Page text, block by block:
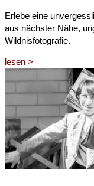
Erlebe eine
aus nächster Nähe,
Wildnisfotografie.
lesen ˃